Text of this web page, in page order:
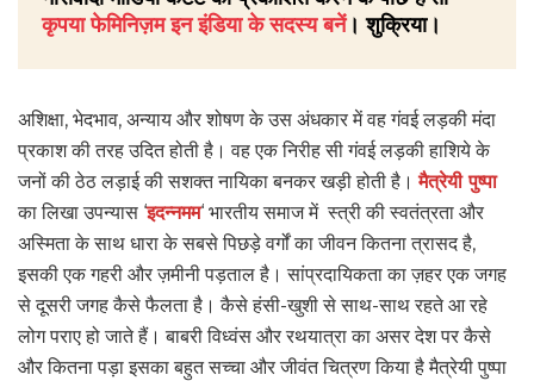
कृपया फेमिनिज़म इन इंडिया के सदस्य बनें। शुक्रिया।
अशिक्षा, भेदभाव, अन्याय और शोषण के उस अंधकार में वह गंवई लड़की मंदा
प्रकाश की तरह उदित होती है। वह एक निरीह सी गंवई लड़की हाशिये के
जनों की ठेठ लड़ाई की सशक्त नायिका बनकर खड़ी होती है।मैत्रेयी पुष्पा
का लिखा उपन्यास ‘इदन्नमम‘ भारतीय समाज में स्त्री की स्वतंत्रता और
अस्मिता के साथ धारा के सबसे पिछड़े वर्गों का जीवन कितना त्रासद है,
इसकी एक गहरी और ज़मीनी पड़ताल है। सांप्रदायिकता का ज़हर एक जगह
से दूसरी जगह कैसे फैलता है। कैसे हंसी-खुशी से साथ-साथ रहते आ रहे
लोग पराए हो जाते हैं। बाबरी विध्वंस और रथयात्रा का असर देश पर कैसे
और कितना पड़ा इसका बहुत सच्चा और जीवंत चित्रण किया है मैत्रेयी पुष्पा